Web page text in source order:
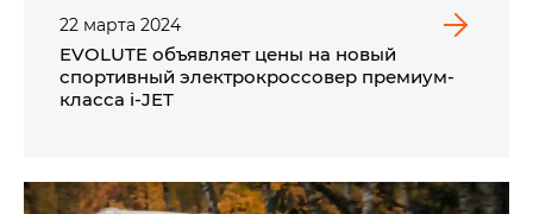
22 марта 2024
EVOLUTE объявляет цены на новый
спортивный электрокроссовер премиум-
класса i‑JET